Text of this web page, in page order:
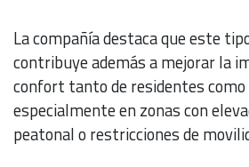
La compañía destaca que este
contribuye además a mejorar la
confort tanto de residentes
especialmente en zonas con
peatonal o restricciones de